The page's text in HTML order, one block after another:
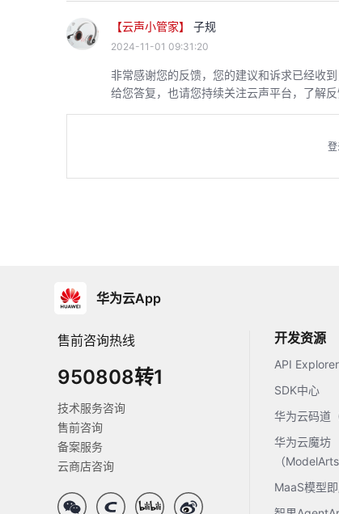
【云声小管家】 子规
2024-11-01 09:31:20
非常感谢您的反馈，您的建议和诉求已经收
给您答复，也请您持续关注云声平台，了解
华为云App
售前咨询热线
950808转1
技术服务咨询
售前咨询
备案服务
云商店咨询
开发资源
API Explorer
SDK中心
华为云码道
华为云魔坊
（ModelArts
MaaS模型